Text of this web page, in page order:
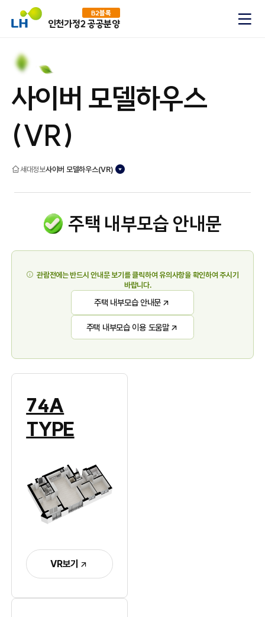
인천가정2 공공분양
B2블록
사이버 모델하우스
(VR)
홈
세대정보사이버 모델하우스(VR)
주택 내부모습 안내문
관람전에는 반드시 안내문 보기를 클릭하여 유의사항을 확인하여 주시기
바랍니다.
주택 내부모습 안내문
주택 내부모습 이용 도움말
74A
TYPE
VR보기